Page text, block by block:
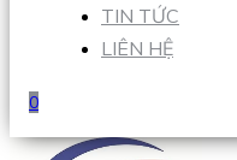
TIN TỨC
LIÊN HỆ
0